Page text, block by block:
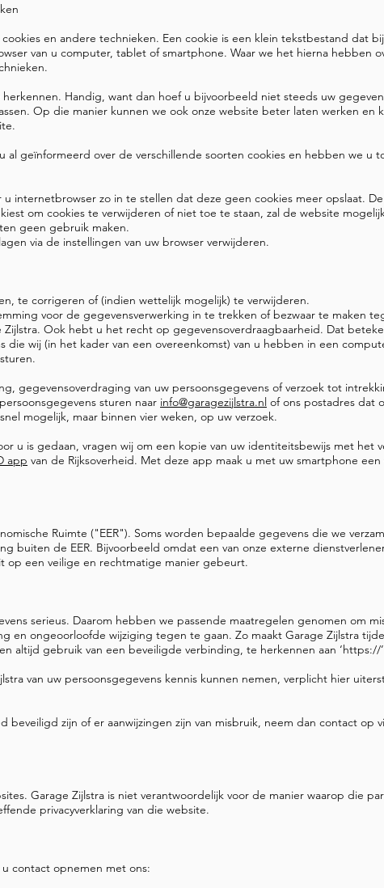
en andere technieken. Een cookie is een klein tekstbestand dat
van u computer, tablet of smartphone. Waar we het hierna hebben
Handig, want dan hoef u bijvoorbeeld niet steeds uw
Op die manier kunnen we ook onze website beter laten werken en
al geïnformeerd over de verschillende soorten cookies en hebben we u
internetbrowser zo in te stellen dat deze geen cookies meer opslaat.
om cookies te verwijderen of niet toe te staan, zal de website
geen gebruik maken.
via de instellingen van uw browser verwijderen.
te corrigeren of (indien wettelijk mogelijk) te verwijderen.
voor de gegevensverwerking in te trekken of bezwaar te maken
Ook hebt u het recht op gegevensoverdraagbaarheid. Dat
die wij (in het kader van een overeenkomst) van u hebben in een
gegevensoverdraging van uw persoonsgegevens of verzoek tot
sturen naar info@garagezijlstra.nl of ons postadres dat
mogelijk, maar binnen vier weken, op uw verzoek.
u is gedaan, vragen wij om een kopie van uw identiteitsbewijs met het
app van de Rijksoverheid. Met deze app maak u met uw smartphone
Ruimte ("EER"). Soms worden bepaalde gegevens die we
buiten de EER. Bijvoorbeeld omdat een van onze externe
op een veilige en rechtmatige manier gebeurt.
serieus. Daarom hebben we passende maatregelen genomen om
en ongeoorloofde wijziging tegen te gaan. Zo maakt Garage Zijlstra
altijd gebruik van een beveiligde verbinding, te herkennen aan ‘https://
van uw persoonsgegevens kennis kunnen nemen, verplicht hier
zijn of er aanwijzingen zijn van misbruik, neem dan contact op
Garage Zijlstra is niet verantwoordelijk voor de manier waarop die
privacyverklaring van die website.
contact opnemen met ons: